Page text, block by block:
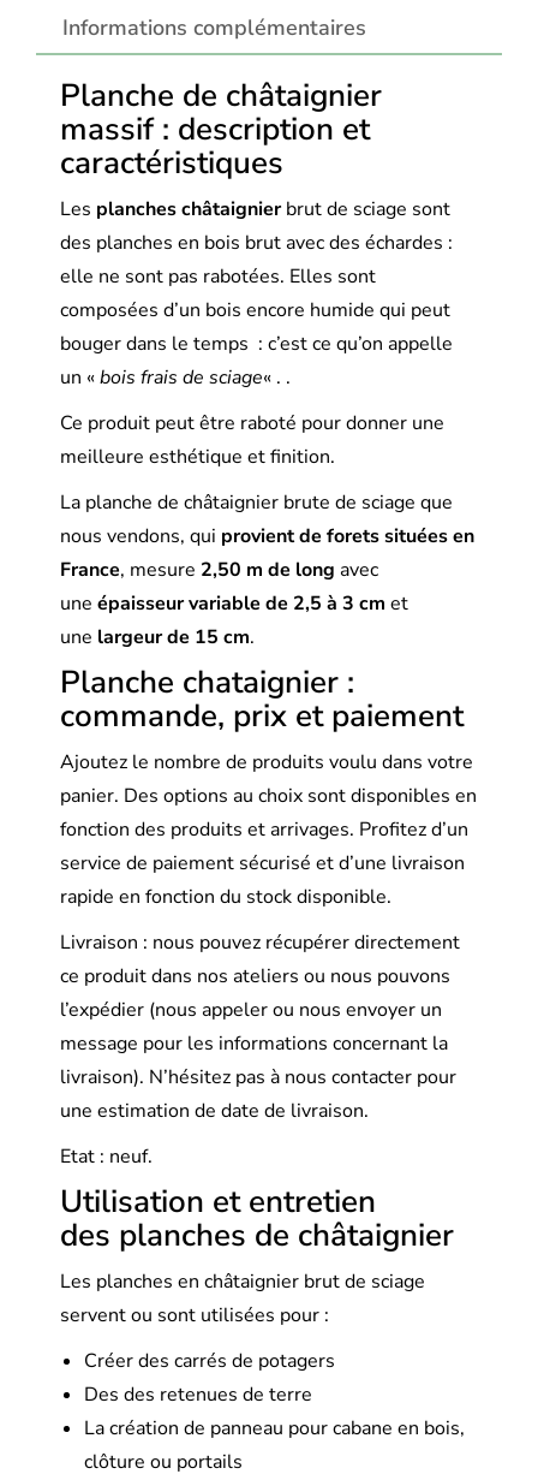
Informations complémentaires
Planche de châtaignier
massif : description et
caractéristiques
Les planches châtaignierbrut de sciage sont
des planches en bois brut avec des échardes :
elle ne sont pas rabotées. Elles sont
composées d’un bois encore humide qui peut
bouger dans le temps : c’est ce qu’on appelle
un «bois frais de sciage« . .
Ce produit peut être raboté pour donner une
meilleure esthétique et finition.
La planche de châtaignier brute de sciage que
nous vendons, qui provient de forets situées en
France, mesure 2,50 m de long avec
une épaisseur variable de 2,5 à 3 cm et
une largeur de 15 cm.
Planche chataignier :
commande, prix et paiement
Ajoutez le nombre de produits voulu dans votre
panier. Des options au choix sont disponibles en
fonction des produits et arrivages. Profitez d’un
service de paiement sécurisé et d’une livraison
rapide en fonction du stock disponible.
Livraison : nous pouvez récupérer directement
ce produit dans nos ateliers ou nous pouvons
l’expédier (nous appeler ou nous envoyer un
message pour les informations concernant la
livraison). N’hésitez pas à nous contacter pour
une estimation de date de livraison.
Etat : neuf.
Utilisation et entretien
des planches de châtaignier
Les planches en châtaignier brut de sciage
servent ou sont utilisées pour :
Créer des carrés de potagers
Des des retenues de terre
La création de panneau pour cabane en bois,
clôture ou portails